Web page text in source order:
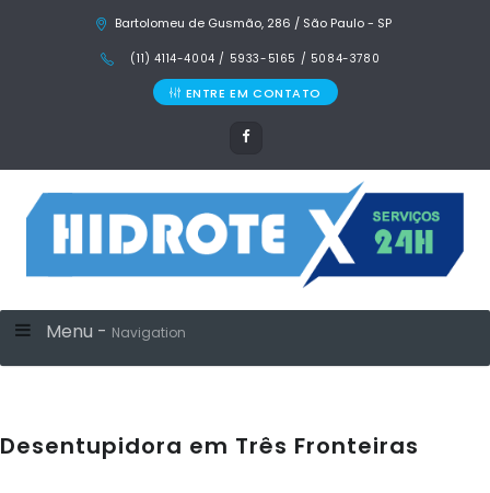
Bartolomeu de Gusmão, 286 / São Paulo - SP
(11) 4114-4004 / 5933-5165 / 5084-3780
ENTRE EM CONTATO
Menu - Navigation
Desentupidora em Três Fronteiras